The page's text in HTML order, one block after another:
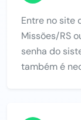
Entre no site
Missões/RS
senha do
também é